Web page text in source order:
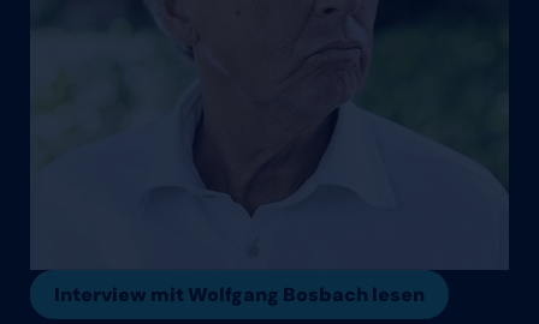
Interview mit Wolfgang Bosbach lesen